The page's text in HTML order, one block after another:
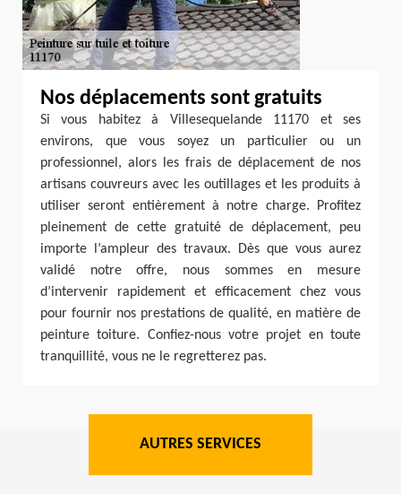
Nos déplacements sont gratuits
Si vous habitez à Villesequelande 11170 et ses
environs, que vous soyez un particulier ou un
professionnel, alors les frais de déplacement de nos
artisans couvreurs avec les outillages et les produits à
utiliser seront entièrement à notre charge. Profitez
pleinement de cette gratuité de déplacement, peu
importe l’ampleur des travaux. Dès que vous aurez
validé notre offre, nous sommes en mesure
d’intervenir rapidement et efficacement chez vous
pour fournir nos prestations de qualité, en matière de
peinture toiture. Confiez-nous votre projet en toute
tranquillité, vous ne le regretterez pas.
AUTRES SERVICES